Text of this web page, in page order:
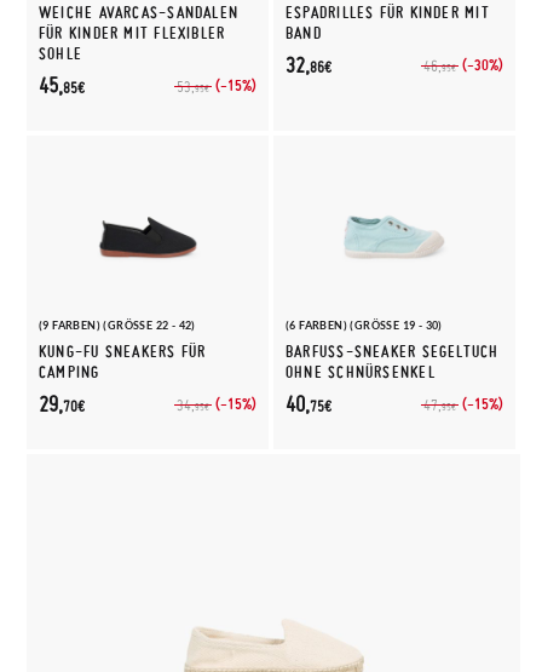
WEICHE AVARCAS-SANDALEN
FÜR KINDER MIT FLEXIBLER
SOHLE
53,95€ (-15%)
45,85€
ESPADRILLES FÜR KINDER MIT
BAND
46,95€ (-30%)
32,86€
(9 FARBEN) (GRÖSSE 22 - 42)
KUNG-FU SNEAKERS FÜR
CAMPING
34,95€ (-15%)
29,70€
(6 FARBEN) (GRÖSSE 19 - 30)
BARFUSS-SNEAKER SEGELTUCH O
HNE SCHNÜRSENKEL
47,95€ (-15%)
40,75€